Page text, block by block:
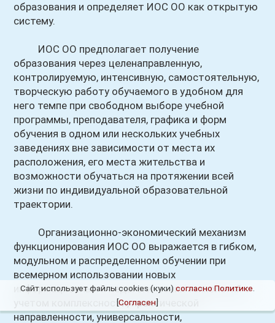
образования и определяет ИОС ОО как открытую
систему.
ИОС ОО предполагает получение
образования через целенаправленную,
контролируемую, интенсивную, самостоятельную,
творческую работу обучаемого в удобном для
него темпе при свободном выборе учебной
программы, преподавателя, графика и форм
обучения в одном или нескольких учебных
заведениях вне зависимости от места их
расположения, его места жительства и
возможности обучаться на протяжении всей
жизни по индивидуальной образовательной
траектории.
Организационно-экономический механизм
функционирования ИОС ОО выражается в гибком,
модульном и распределенном обучении при
всемерном использовании новых
информационных и педагогических технологий с
учетом комплексности, практической
направленности, универсальности,
Сайт использует файлы cookies (куки) согласно Политике
[Согласен]